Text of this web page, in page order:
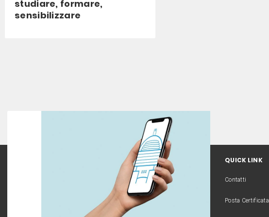
studiare, formare,
sensibilizzare
QUICK LINK
Contatti
Posta Certificata